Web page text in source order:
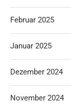
Februar 2025
Januar 2025
Dezember 2024
November 2024